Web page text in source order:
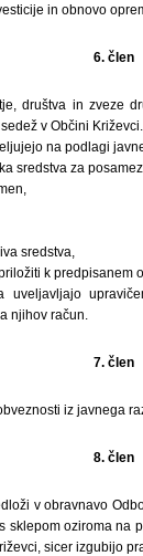
in obnovo
6. člen
društva in zveze
v Občini Križevci.
na podlagi
sredstva za
sredstva,
k predpisanem
uveljavljajo
njihov račun.
7. člen
iz javnega
8. člen
v obravnavo
sklepom oziroma
sicer izgubijo